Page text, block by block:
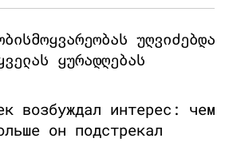
უღვიძებდა
ყურადღებას
возбуждал интерес: чем
он подстрекал